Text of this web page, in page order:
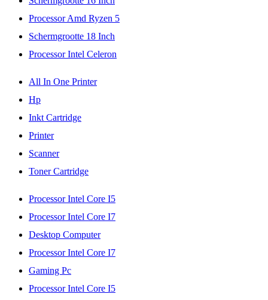
Processor Amd Ryzen 5
Schermgrootte 18 Inch
Processor Intel Celeron
All In One Printer
Hp
Inkt Cartridge
Printer
Scanner
Toner Cartridge
Processor Intel Core I5
Processor Intel Core I7
Desktop Computer
Processor Intel Core I7
Gaming Pc
Processor Intel Core I5